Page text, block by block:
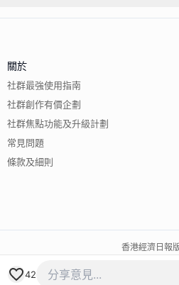
42
關於
社群最強使用指南
社群創作有價企劃
社群焦點功能及升級計劃
常見問題
條款及細則
香港經濟日報